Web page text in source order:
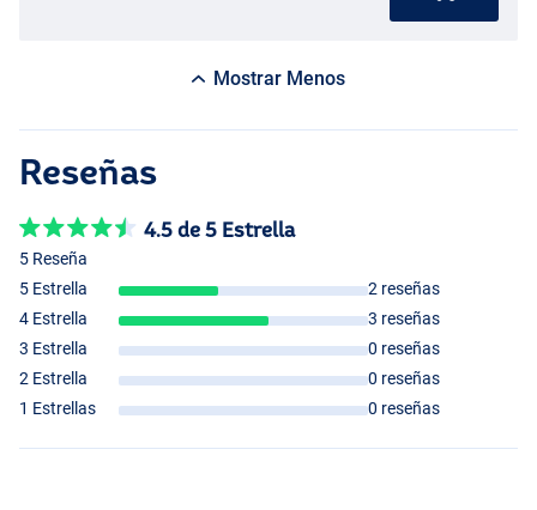
Mostrar Menos
Reseñas
4.5 de 5 Estrella
5 Reseña
5 Estrella
2 reseñas
4 Estrella
3 reseñas
3 Estrella
0 reseñas
2 Estrella
0 reseñas
1 Estrellas
0 reseñas